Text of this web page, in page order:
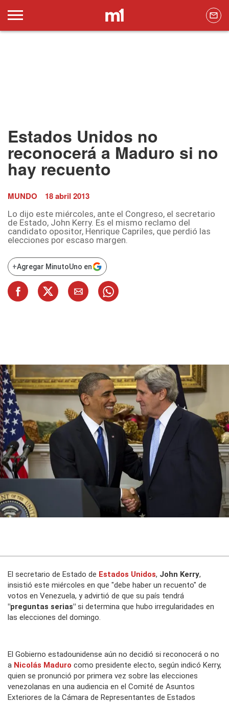
Estados Unidos no
reconocerá a Maduro si no
hay recuento
MUNDO 18 abril 2013
Lo dijo este miércoles, ante el Congreso, el secretario
de Estado, John Kerry. Es el mismo reclamo del
candidato opositor, Henrique Capriles, que perdió las
elecciones por escaso margen.
+Agregar MinutoUno en
El secretario de Estado de Estados Unidos, John Kerry,
insistió este miércoles en que "debe haber un recuento" de
votos en Venezuela, y advirtió de que su país tendrá
"preguntas serias" si determina que hubo irregularidades en
las elecciones del domingo.
El Gobierno estadounidense aún no decidió si reconocerá o no
a Nicolás Maduro como presidente electo, según indicó Kerry,
quien se pronunció por primera vez sobre las elecciones
venezolanas en una audiencia en el Comité de Asuntos
Exteriores de la Cámara de Representantes de Estados